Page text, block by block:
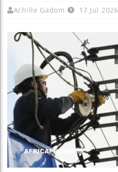
Achille Gadom 17 Jul 2026